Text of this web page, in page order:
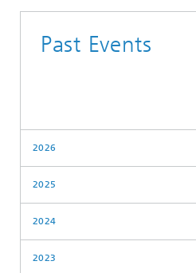
Past Events
2026
2025
2024
2023